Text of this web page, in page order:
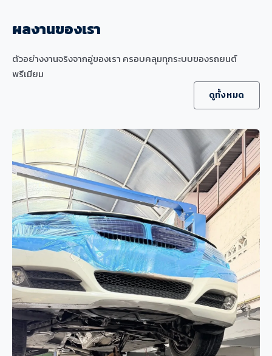
ผลงานของเรา
ตัวอย่างงานจริงจากอู่ของเรา ครอบคลุมทุกระบบของรถยนต์
พรีเมียม
ดูทั้งหมด